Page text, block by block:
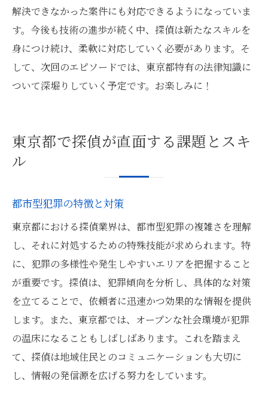
解決できなかった案件にも対応できるようになっていま
す。今後も技術の進歩が続く中、探偵は新たなスキルを
身につけ続け、柔軟に対応していく必要があります。そ
して、次回のエピソードでは、東京都特有の法律知識に
ついて深堀りしていく予定です。お楽しみに！
東京都で探偵が直面する課題とスキ
ル
都市型犯罪の特徴と対策
東京都における探偵業界は、都市型犯罪の複雑さを理解
し、それに対処するための特殊技能が求められます。特
に、犯罪の多様性や発生しやすいエリアを把握すること
が重要です。探偵は、犯罪傾向を分析し、具体的な対策
を立てることで、依頼者に迅速かつ効果的な情報を提供
します。また、東京都では、オープンな社会環境が犯罪
の温床になることもしばしばあります。これを踏まえ
て、探偵は地域住民とのコミュニケーションも大切に
し、情報の発信源を広げる努力をしています。